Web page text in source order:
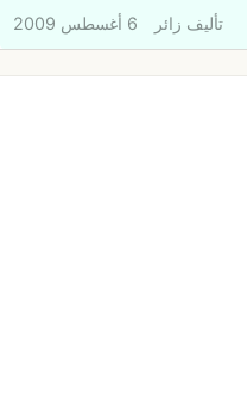
تأليف زائر 6 أغسطس 2009